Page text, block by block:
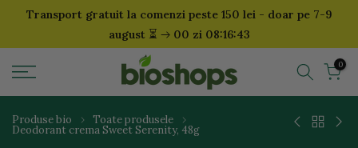
SariTransport gratuit la comenzi peste 150 lei - doar pe 7-9
august ⏳ 00 zi 08:16:42
0
Produse bio Toate produsele
Deodorant crema Sweet Serenity, 48g